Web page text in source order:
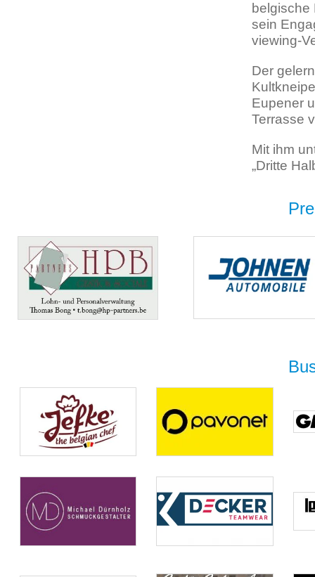
belgische
sein
viewing-
Der
Eupener
Terrasse
Mit ihm
„Dritte